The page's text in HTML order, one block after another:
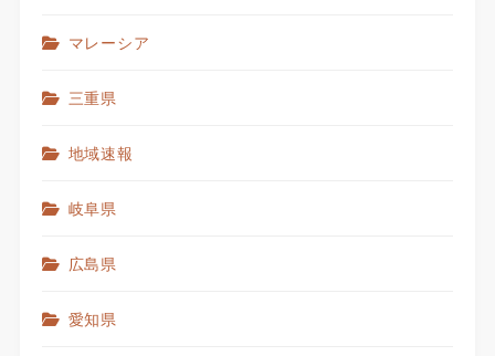
マレーシア
三重県
地域速報
岐阜県
広島県
愛知県